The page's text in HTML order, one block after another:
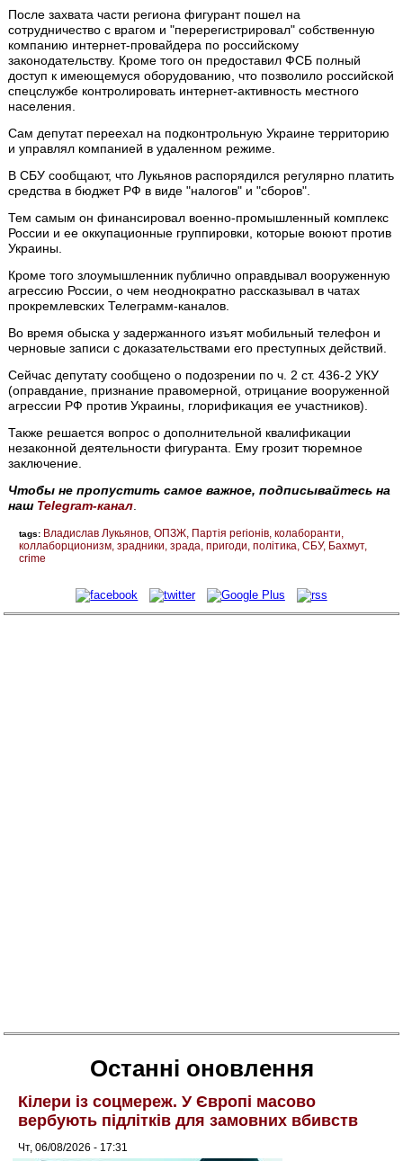
После захвата части региона фигурант пошел на
сотрудничество с врагом и "перерегистрировал" собственную
компанию интернет-провайдера по российскому
законодательству. Кроме того он предоставил ФСБ полный
доступ к имеющемуся оборудованию, что позволило российской
спецслужбе контролировать интернет-активность местного
населения.
Сам депутат переехал на подконтрольную Украине территорию
и управлял компанией в удаленном режиме.
В СБУ сообщают, что Лукьянов распорядился регулярно платить
средства в бюджет РФ в виде "налогов" и "сборов".
Тем самым он финансировал военно-промышленный комплекс
России и ее оккупационные группировки, которые воюют против
Украины.
Кроме того злоумышленник публично оправдывал вооруженную
агрессию России, о чем неоднократно рассказывал в чатах
прокремлевских Телеграмм-каналов.
Во время обыска у задержанного изъят мобильный телефон и
черновые записи с доказательствами его преступных действий.
Сейчас депутату сообщено о подозрении по ч. 2 ст. 436-2 УКУ
(оправдание, признание правомерной, отрицание вооруженной
агрессии РФ против Украины, глорификация ее участников).
Также решается вопрос о дополнительной квалификации
незаконной деятельности фигуранта. Ему грозит тюремное
заключение.
Чтобы не пропустить самое важное, подписывайтесь на
наш Telegram-канал
tags: Владислав Лукьянов ОПЗЖ Партія регіонів колаборанти
коллаборционизм зрадники зрада пригоди політика СБУ Бахмут
crime
Останні оновлення
Кілери із соцмереж. У Європі масово
вербують підлітків для замовних вбивств
Чт, 06/08/2026 - 17:31